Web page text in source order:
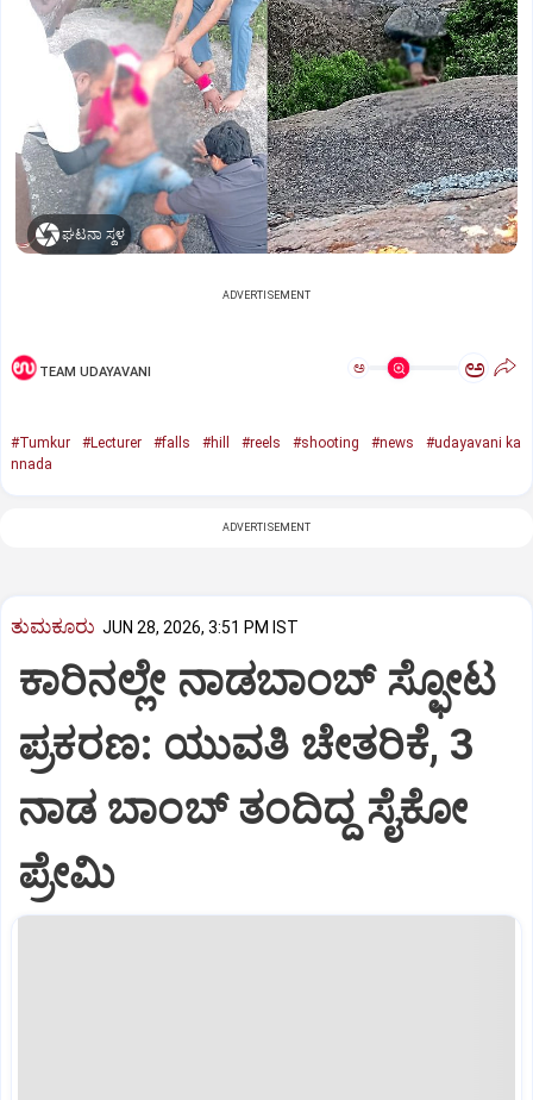
ಘಟನಾ ಸ್ಥಳ
ADVERTISEMENT
TEAM UDAYAVANI ಅ ಅ
#Tumkur #Lecturer #falls #hill #reels #shooting #news
#udayavani ka
nnada
ADVERTISEMENT
ತುಮಕೂರು JUN 28, 2026, 3:51 PM IST
ಕಾರಿನಲ್ಲೇ ನಾಡಬಾಂಬ್ ಸ್ಫೋಟ
ಪ್ರಕರಣ: ಯುವತಿ ಚೇತರಿಕೆ, 3
ನಾಡ ಬಾಂಬ್ ತಂದಿದ್ದ ಸೈಕೋ
ಪ್ರೇಮಿ